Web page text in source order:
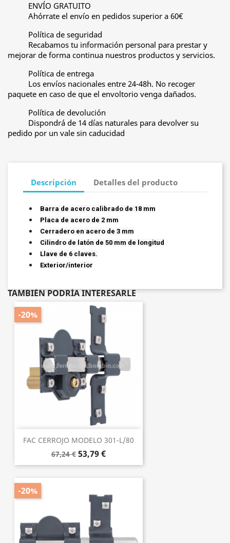
ENVÍO GRATUITO
Ahórrate el envío en pedidos superior a 60€
Política de seguridad
Recabamos tu información personal para prestar y
mejorar de forma continua nuestros productos y servicios.
Política de entrega
Los envíos nacionales entre 24-48h. No recoger
paquete en caso de que el envoltorio venga dañados.
Política de devolución
Dispondrá de 14 días naturales para devolver su
pedido por un vale sin caducidad
Descripción Detalles del producto
Barra de acero calibrado de 18 mm
Placa de acero de 2 mm
Cerradero en acero de 3 mm
Cilindro de latón de 50 mm de longitud
Llave de 6 claves.
Exterior/interior
TAMBIÉN PODRÍA INTERESARLE
FAC CERROJO MODELO 301-L/80
67,24 € 53,79 €
-20%
-20%